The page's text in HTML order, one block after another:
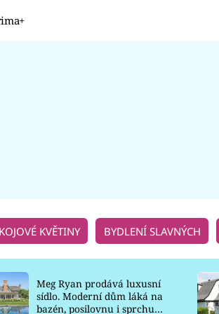
KVĚTINY BYDLENÍ SLAVNÝCH
Meg Ryan prodává luxusní
sídlo. Moderní dům láká na
bazén, posilovnu i sprchu